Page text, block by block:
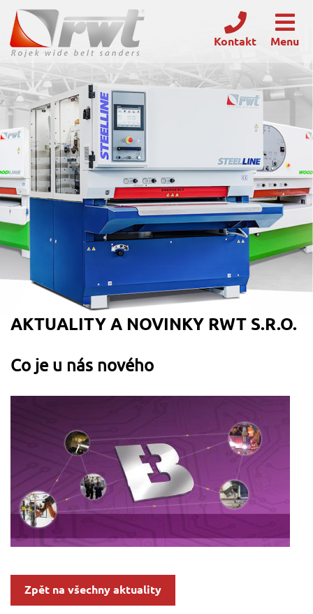
Menu
Kontakt
AKTUALITY A NOVINKY RWT S.R.O.
Co je u nás nového
Zpět na všechny aktuality